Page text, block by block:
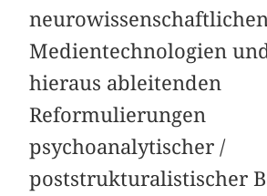
Medientechnologien
hieraus ableitenden
Reformulierungen
psychoanalytischer /
poststrukturalistischer